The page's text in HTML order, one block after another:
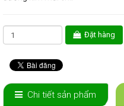
Đặt hàng
Chi tiết sản phẩm